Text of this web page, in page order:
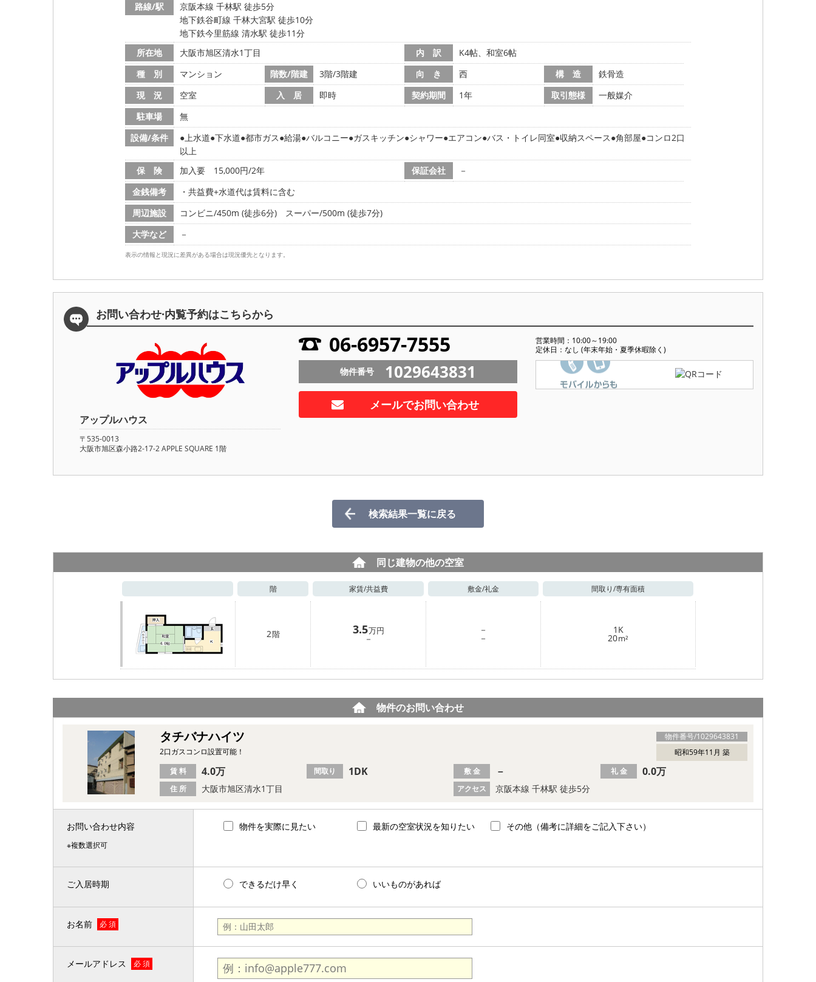
路線/駅
京阪本線 千林駅 徒歩5分
地下鉄谷町線 千林大宮駅 徒歩10分
地下鉄今里筋線 清水駅 徒歩11分
所在地
大阪市旭区清水1丁目 内 訳
K4帖、和室6帖
種 別
マンション 階数/階建 3階/3階建 向 き 西 構 造
鉄骨造
現 況
空室 入 居 即時 契約期間 1年 取引態様
一般媒介
駐車場
無
設備/条件
上水道 下水道 都市ガス 給湯 バルコニー ガスキッチン シャワー エアコン バス・トイレ同室 収納スペース 角部屋 コンロ2口
以上
保 険
加入要 15,000円/2年 保証会社
－
金銭備考
・共益費+水道代は賃料に含む
周辺施設
コンビニ/450m (徒歩6分)
スーパー/500m (徒歩7分)
大学など
－
表示の情報と現況に差異がある場合は現況優先となります。
お問い合わせ·内覧予約はこちらから
アップルハウス
〒535-0013
大阪市旭区森小路2-17-2 APPLE SQUARE 1階
06-6957-7555
営業時間：10:00～19:00
定休日：なし (年末年始・夏季休暇除く)
物件番号 1029643831
メールでお問い合わせ
検索結果一覧に戻る
同じ建物の他の空室
階 家賃/共益費 敷金/礼金 間取り/専有面積
2階 3.5万円
－
－
－
1K
20m²
物件のお問い合わせ
物件番号/1029643831
タチバナハイツ
昭和59年11月 築
2口ガスコンロ設置可能！
住 所 大阪市旭区清水1丁目 アクセス 京阪本線 千林駅 徒歩5分
賃 料 4.0万 間取り 1DK 敷 金 － 礼 金 0.0万
お問い合わせ内容
※複数選択可
物件を実際に見たい 最新の空室状況を知りたい その他（備考に詳細をご記入下さい）
ご入居時期 できるだけ早く いいものがあれば
お名前 必 須
メールアドレス 必 須